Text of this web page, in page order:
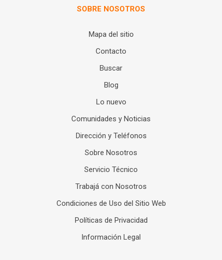
SOBRE NOSOTROS
Mapa del sitio
Contacto
Buscar
Blog
Lo nuevo
Comunidades y Noticias
Dirección y Teléfonos
Sobre Nosotros
Servicio Técnico
Trabajá con Nosotros
Condiciones de Uso del Sitio Web
Políticas de Privacidad
Información Legal